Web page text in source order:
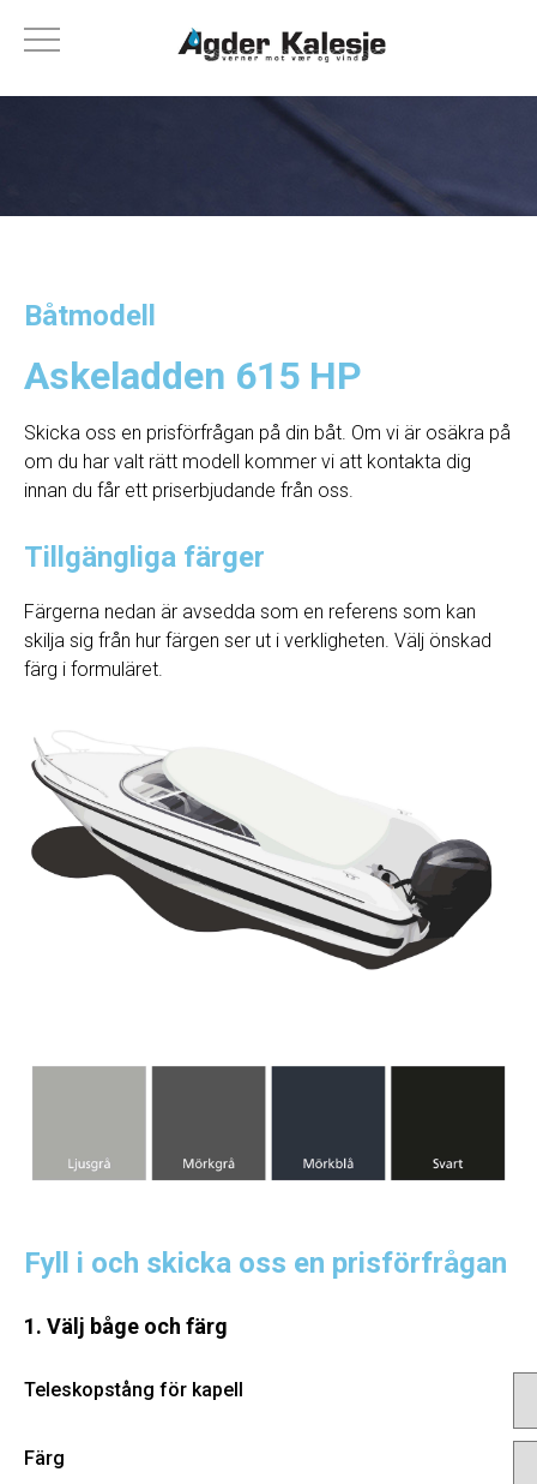
Båtmodell
Askeladden 615 HP
Skicka oss en prisförfrågan på din båt. Om vi ​​är osäkra på
om du har valt rätt modell kommer vi att kontakta dig
innan du får ett priserbjudande från oss.
Tillgängliga färger
Färgerna nedan är avsedda som en referens som kan
skilja sig från hur färgen ser ut i verkligheten. Välj önskad
färg i formuläret.
Fyll i och skicka oss en prisförfrågan
1. Välj båge och färg
Teleskopstång för kapell
Färg